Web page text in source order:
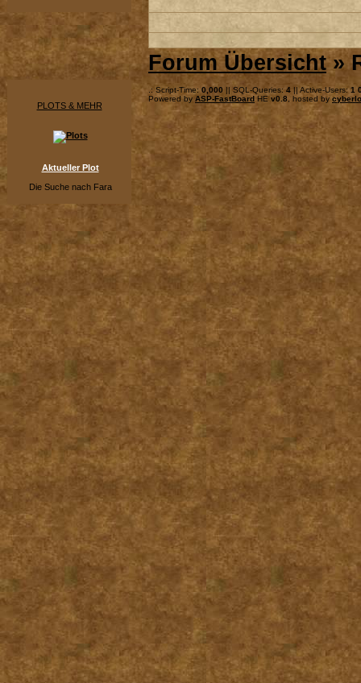
PLOTS & MEHR
Aktueller Plot
Die Suche nach Fara
Forum Übersicht»
.: Script-Time: 0,000 || SQL-Queries: 4 || Active-Users:1
Powered by ASP-FastBoard HEv0.8 , hosted by